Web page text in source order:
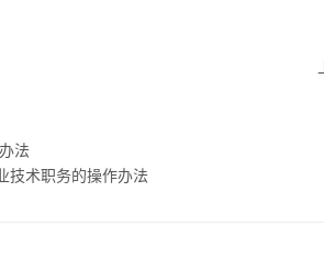
法
技术职务的操作办法